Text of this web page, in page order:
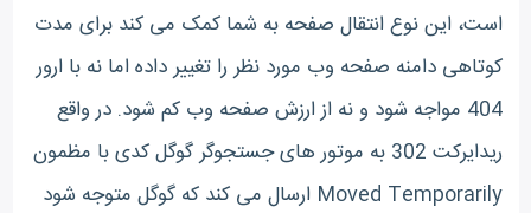
است، این نوع انتقال صفحه به شما کمک می کند برای مدت
کوتاهی دامنه صفحه وب مورد نظر را تغییر داده اما نه با ارور
404 مواجه شود و نه از ارزش صفحه وب کم شود. در واقع
ریدایرکت 302 به موتور های جستجوگر گوگل کدی با مظمون
Moved Temporarily ارسال می کند که گوگل متوجه شود